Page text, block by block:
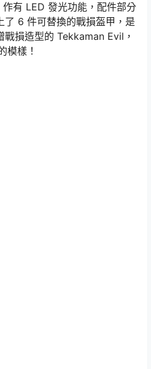
有 LED 發光功能，配件部分
了 6 件可替換的戰損盔甲，是
戰損造型的 Tekkaman Evil，
模樣！